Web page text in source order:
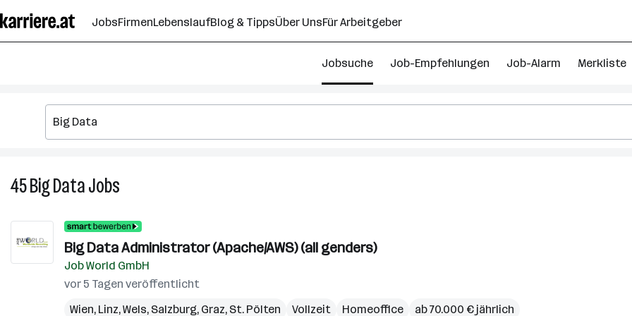
Seiteninhalt
springen
JobsFirmenLebenslaufBlog & TippsÜber UnsFür Arbeitgeber
Jobsuche Job-Empfehlungen Job-Alarm Merkliste
45Big DataJobs
Jobs
Big Data Administrator (Apache/AWS) (all genders)
Job World GmbH
vor 5 Tagen veröffentlicht
Wien, Linz,Wels, Salzburg, Graz, St. Pölten Vollzeit Homeoffice ab 70.000 € jährlich